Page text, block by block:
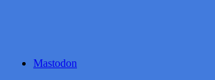
Mastodon